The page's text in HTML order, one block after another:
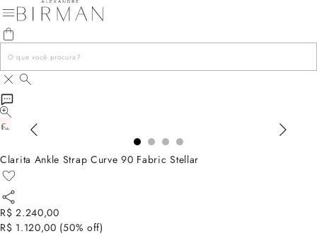
Clarita Ankle Strap Curve 90 Fabric Stellar
R$ 2.240,00
R$ 1.120,00 (50% off)